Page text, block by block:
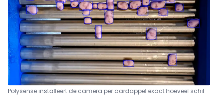
Polysense installeert de camera per aardappel exact hoeveel schil